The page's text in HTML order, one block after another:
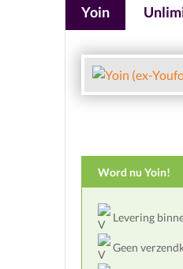
Yoin
Word nu Yoin!
Levering
Geen